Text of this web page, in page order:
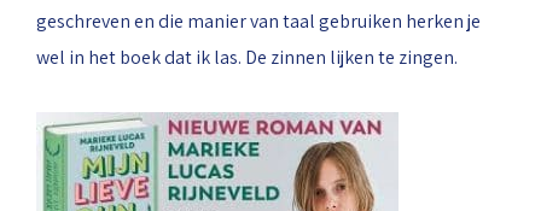
geschreven en die manier van taal gebruiken herken je
wel in het boek dat ik las. De zinnen lijken te zingen.